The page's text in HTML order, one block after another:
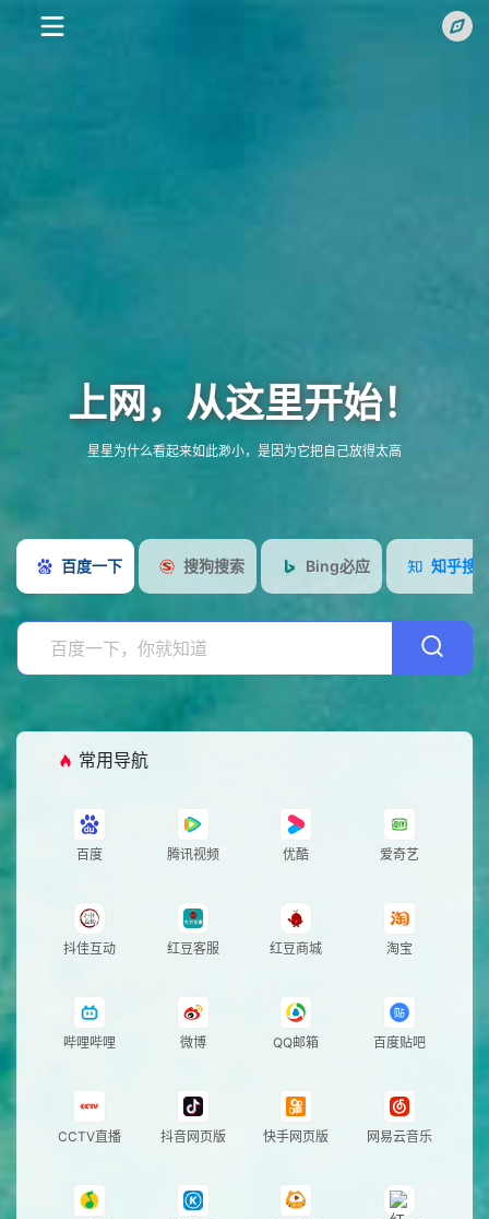
航
视
交
工
上网，从这里开始！
星星为什么看起来如此渺小，是因为它把自己放得太高
百度一下 搜狗搜索 Bing必应 知乎搜
常用导航
百度 腾讯视频 优酷 爱奇艺
抖佳互动 红豆客服 红豆商城 淘宝
哔哩哔哩 微博 QQ邮箱 百度贴吧
CCTV直播 抖音网页版 快手网页版 网易云音乐